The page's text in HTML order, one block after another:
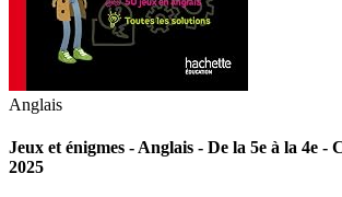
Anglais
Jeux et énigmes - Anglais - De la 5e à la 4e -
2025